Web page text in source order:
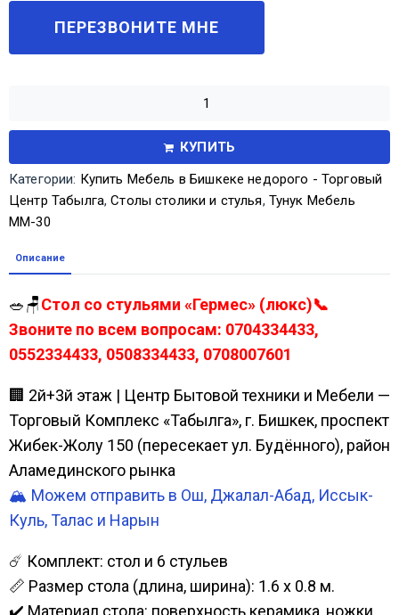
КУПИТЬ
Категории: Купить Мебель в Бишкеке недорого - Торговый
Центр Табылга,Столы столики и стулья, Тунук Мебель
ММ-30
Описание
🥗🪑Стол со стульями «Гермес» (люкс)📞
Звоните по всем вопросам: 0704334433,
0552334433, 0508334433, 0708007601
🏢 2й+3й этаж | Центр Бытовой техники и Мебели —
Торговый Комплекс «Табылга», г. Бишкек, проспект
Жибек-Жолу 150 (пересекает ул. Будённого), район
Аламединского рынка
🏔️ Можем отправить в Ош, Джалал-Абад, Иссык-
Куль, Талас и Нарын
☄️ Комплект: стол и 6 стульев
📏 Размер стола (длина, ширина): 1.6 х 0.8 м.
✔️ Материал стола: поверхность керамика, ножки